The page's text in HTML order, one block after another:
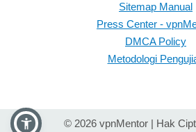
Sitemap Manual
Press Center -
DMCA Policy
Metodologi
© 2026 vpnMentor | Hak